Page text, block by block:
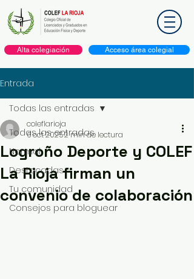
Alta colegiación Acceso área colegial
Entrada
Todas las entradas
Normal
Destacadas
Tu comunidad
Consejos para bloguear
Todas las entradas
Logroño Deporte y COLEF
La Rioja firman un
convenio de colaboración
coleflarioja
6 oct 20252 min de lectura